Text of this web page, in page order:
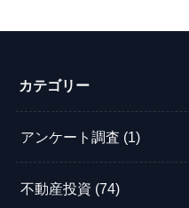
カテゴリー
アンケート調査 (1)
不動産投資 (74)